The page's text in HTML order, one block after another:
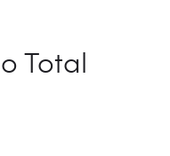
Total